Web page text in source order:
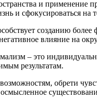
и применение
и сфокусироваться на
созданию более
влияние на
– это
результатам.
обрети